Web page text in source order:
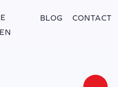
BLOG CONTACT